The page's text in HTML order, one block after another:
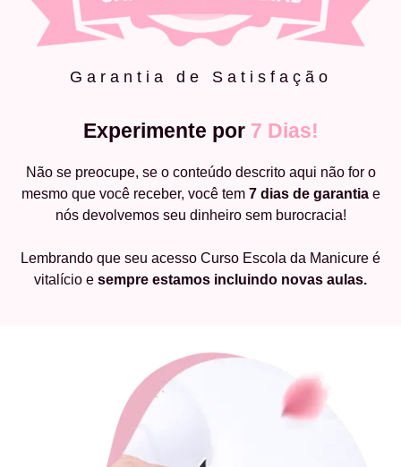
Garantia de Satisfação
Experimente por 7 Dias!
Não se preocupe, se o conteúdo descrito aqui não for o
mesmo que você receber, você tem 7 dias de garantiae
nós devolvemos seu dinheiro sem burocracia!
Lembrando que seu acesso Curso Escola da Manicure é
vitalício e sempre estamos incluindo novas aulas.